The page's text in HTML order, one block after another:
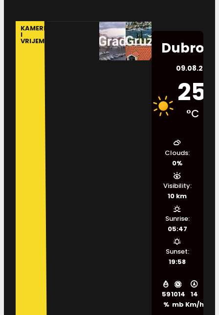
KAMERE
I
VRIJEME
09.08.2026.
25
°C
59
%
1014
mb
14
Km/h
Clouds:
0%
Visibility:
10 km
Sunrise:
05:47
Sunset:
19:58